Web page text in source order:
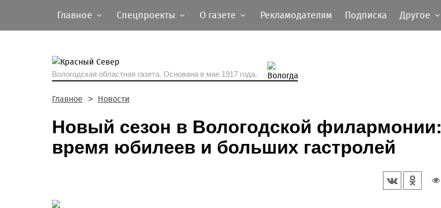
Главное Спецпроекты О газете Рекламодателям Подписка Другое
Вологодская областная газета. Основана в мае 1917 года.
Главное Новости
Новый сезон в Вологодской филармонии:
время юбилеев и больших гастролей